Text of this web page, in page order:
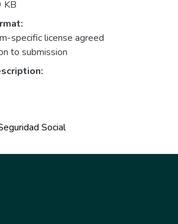
KB
specific license agreed
to submission
Social